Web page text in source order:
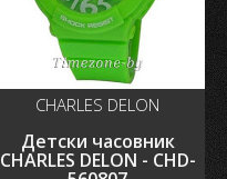
CHARLES DELON
Детски часовник
CHARLES DELON - CHD-